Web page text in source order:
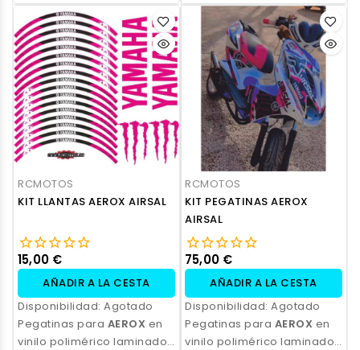
impresas con tinta
ecosolvente. Alta
resistencia, acabado
profesional y opción de
personalización.
impresas con tinta
ecosolvente. Alta
resistencia, acabado
profesional y opción de
personalización.
RCMOTOS
KIT LLANTAS AEROX AIRSAL
15,00 €
AÑADIR A LA CESTA
Disponibilidad: Agotado
Pegatinas para AEROX en
vinilo polimérico laminado,
RCMOTOS
KIT PEGATINAS AEROX
AIRSAL
75,00 €
AÑADIR A LA CESTA
Disponibilidad: Agotado
Pegatinas para AEROX en
vinilo polimérico laminado,